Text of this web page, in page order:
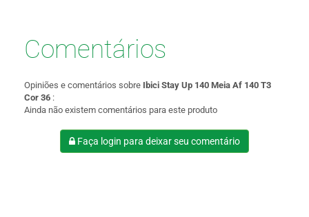
Comentários
Opiniões e comentários sobre Ibici Stay Up 140 Meia Af 140 T3
Cor 36 :
Ainda não existem comentários para este produto
Faça login para deixar seu comentário